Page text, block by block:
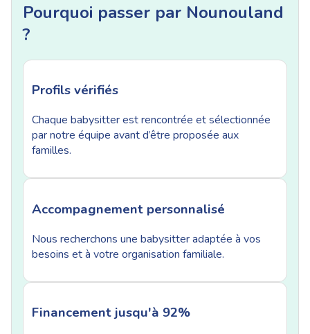
Pourquoi passer par Nounouland
?
Profils vérifiés
Chaque babysitter est rencontrée et sélectionnée
par notre équipe avant d’être proposée aux
familles.
Accompagnement personnalisé
Nous recherchons une babysitter adaptée à vos
besoins et à votre organisation familiale.
Financement jusqu'à 92%